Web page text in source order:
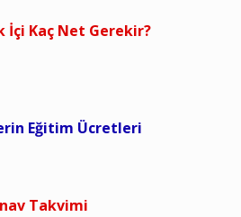
İçi Kaç Net Gerekir?
Eğitim Ücretleri
Takvimi